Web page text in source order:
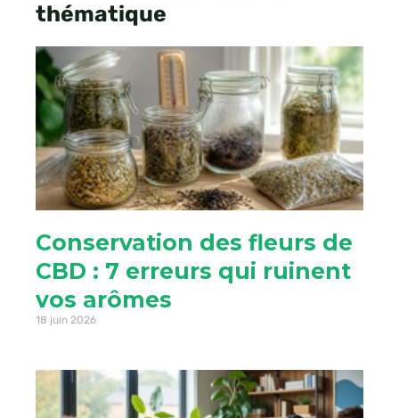
thématique
Conservation des fleurs de
CBD : 7 erreurs qui ruinent
vos arômes
18 juin 2026